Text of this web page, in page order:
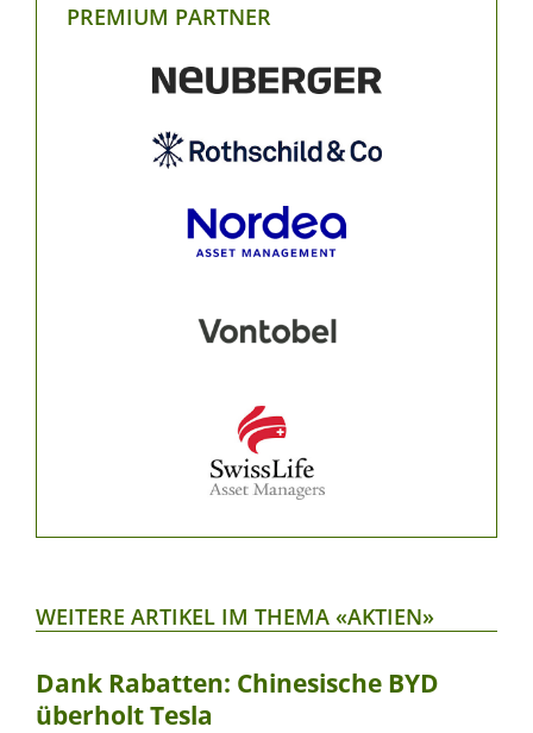
PREMIUM PARTNER
WEITERE ARTIKEL IM THEMA «AKTIEN»
Dank Rabatten: Chinesische BYD
überholt Tesla